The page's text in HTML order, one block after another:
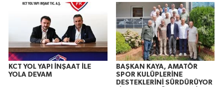
KCT YOL YAPI İNŞAAT İLE
YOLA DEVAM
BAŞKAN KAYA, AMATÖR
SPOR KULÜPLERİNE
DESTEKLERİNİ SÜRDÜRÜYOR